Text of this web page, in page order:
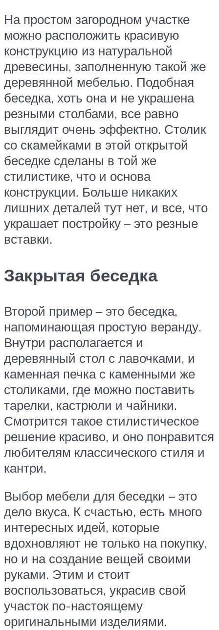
На простом загородном участке
можно расположить красивую
конструкцию из натуральной
древесины, заполненную такой же
деревянной мебелью. Подобная
беседка, хоть она и не украшена
резными столбами, все равно
выглядит очень эффектно. Столик
со скамейками в этой открытой
беседке сделаны в той же
стилистике, что и основа
конструкции. Больше никаких
лишних деталей тут нет, и все, что
украшает постройку – это резные
вставки.
Закрытая беседка
Второй пример – это беседка,
напоминающая простую веранду.
Внутри располагается и
деревянный стол с лавочками, и
каменная печка с каменными же
столиками, где можно поставить
тарелки, кастрюли и чайники.
Смотрится такое стилистическое
решение красиво, и оно понравится
любителям классического стиля и
кантри.
Выбор мебели для беседки – это
дело вкуса. К счастью, есть много
интересных идей, которые
вдохновляют не только на покупку,
но и на создание вещей своими
руками. Этим и стоит
воспользоваться, украсив свой
участок по-настоящему
оригинальными изделиями.